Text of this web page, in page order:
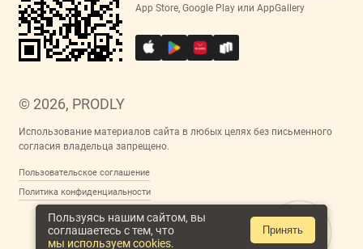
Пользуясь нашим сайтом, вы
соглашаетесь с тем, что
мы используем cookies.
Принять
© 2026, PRODLY
Использование материалов сайта в любых целях без письменного
согласия владельца запрещено.
Пользовательское соглашение
Политика конфиденциальности
App Store, Google Play или AppGallery